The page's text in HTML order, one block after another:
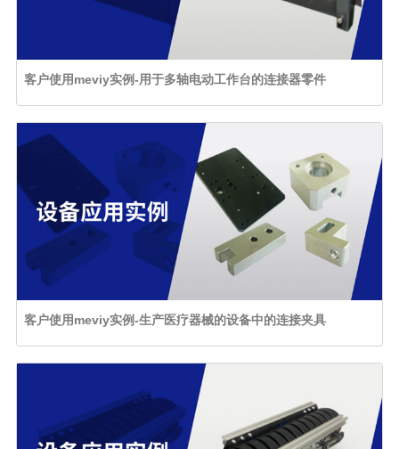
客户使用meviy实例-用于多轴电动工作台的连接器零件
客户使用meviy实例-生产医疗器械的设备中的连接夹具